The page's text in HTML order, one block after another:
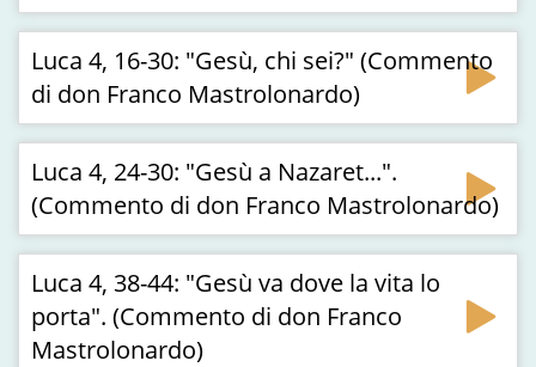
Luca 4, 16-30: "Gesù, chi sei?" (Commento
di don Franco Mastrolonardo)
Luca 4, 24-30: "Gesù a Nazaret...".
(Commento di don Franco Mastrolonardo)
Luca 4, 38-44: "Gesù va dove la vita lo
porta". (Commento di don Franco
Mastrolonardo)